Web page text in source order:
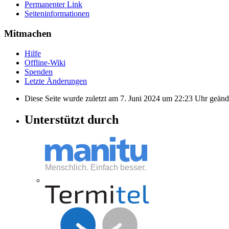
Permanenter Link
Seiten­informationen
Mitmachen
Hilfe
Offline-Wiki
Spenden
Letzte Änderungen
Diese Seite wurde zuletzt am 7. Juni 2024 um 22:23 Uhr
Unterstützt durch